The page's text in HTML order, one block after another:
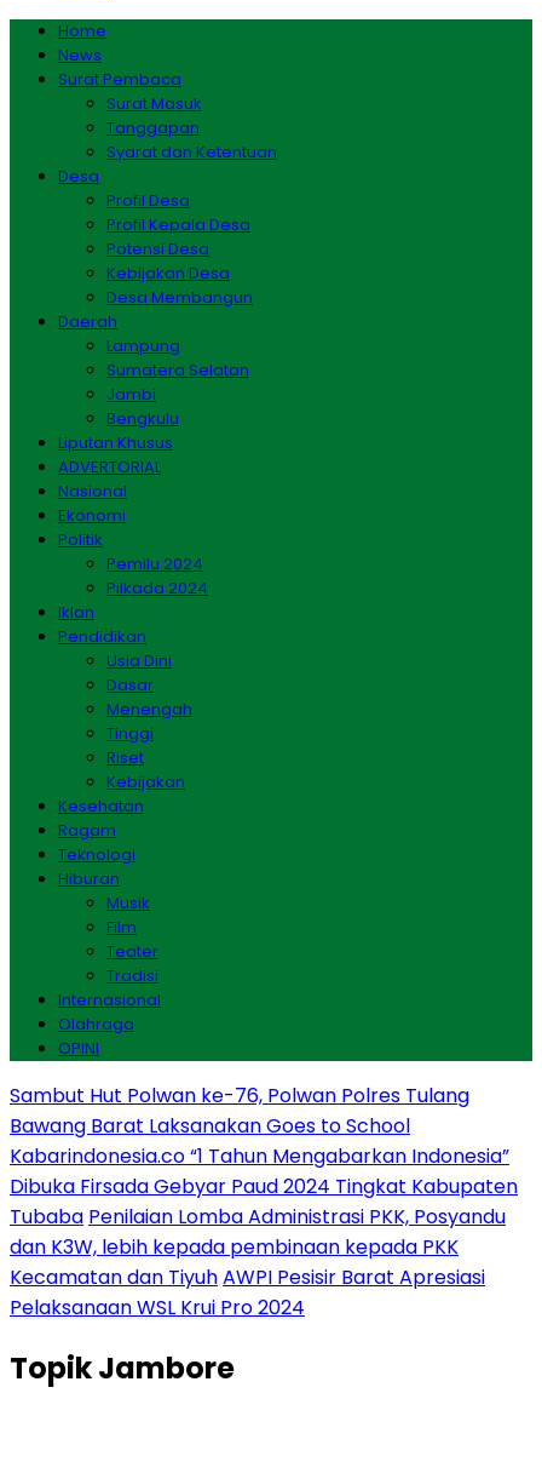
Home
News
Surat Pembaca
Surat Masuk
Tanggapan
Syarat dan Ketentuan
Desa
Profil Desa
Profil Kepala Desa
Potensi Desa
Kebijakan Desa
Desa Membangun
Daerah
Lampung
Sumatera Selatan
Jambi
Bengkulu
Liputan Khusus
ADVERTORIAL
Nasional
Ekonomi
Politik
Pemilu 2024
Pilkada 2024
Iklan
Pendidikan
Usia Dini
Dasar
Menengah
Tinggi
Riset
Kebijakan
Kesehatan
Ragam
Teknologi
Hiburan
Musik
Film
Teater
Tradisi
Internasional
Olahraga
OPINI
Sambut Hut Polwan ke-76, Polwan Polres Tulang
Bawang Barat Laksanakan Goes to School
Kabarindonesia.co “1 Tahun Mengabarkan Indonesia”
Dibuka Firsada Gebyar Paud 2024 Tingkat Kabupaten
Tubaba Penilaian Lomba Administrasi PKK, Posyandu
dan K3W, lebih kepada pembinaan kepada PKK
Kecamatan dan TiyuhAWPI Pesisir Barat Apresiasi
Pelaksanaan WSL Krui Pro 2024
TopikJambore